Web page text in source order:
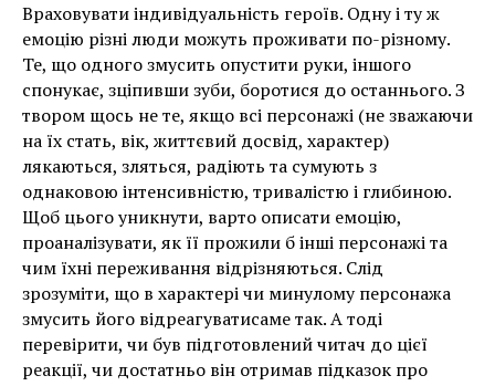
Враховувати індивідуальність героїв. Одну і ту ж
емоцію різні люди можуть проживати по-різному.
Те, що одного змусить опустити руки, іншого
спонукає, зціпивши зуби, боротися до останнього. З
твором щось не те, якщо всі персонажі (не зважаючи
на їх стать, вік, життєвий досвід, характер)
лякаються, зляться, радіють та сумують з
однаковою інтенсивністю, тривалістю і глибиною.
Щоб цього уникнути, варто описати емоцію,
проаналізувати, як її прожили б інші персонажі та
чим їхні переживання відрізняються. Слід
зрозуміти, що в характері чи минулому персонажа
змусить його відреагуватисаме так. А тоді
перевірити, чи був підготовлений читач до цієї
реакції, чи достатньо він отримав підказок про